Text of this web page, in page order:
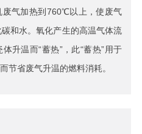
废气加热到760℃以上，使废气
和水。氧化产生的高温气体流
升温而“蓄热”，此“蓄热”用于
节省废气升温的燃料消耗。